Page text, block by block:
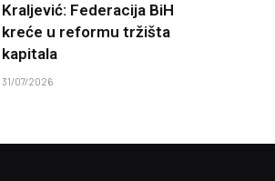
Kraljević: Federacija BiH
kreće u reformu tržišta
kapitala
31/07/2026